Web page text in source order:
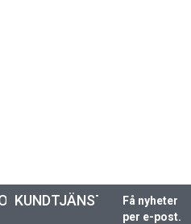
KUNDTJÄNST
Få nyheter
per e-post.